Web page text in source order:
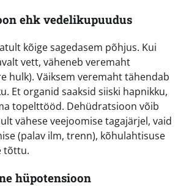
ehk vedelikupuudus
kõige sagedasem põhjus. Kui
vett, väheneb veremaht
hulk). Väiksem veremaht tähendab
Et organid saaksid siiski hapnikku,
topelttööd. Dehüdratsioon võib
vähese veejoomise tagajärjel, vaid
(palav ilm, trenn), kõhulahtisuse
tõttu.
hüpotensioon